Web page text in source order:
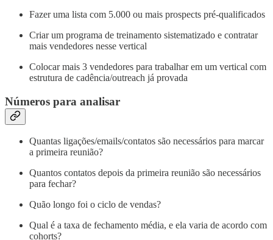
Fazer uma lista com 5.000 ou mais prospects pré-qualificados
Criar um programa de treinamento sistematizado e contratar
mais vendedores nesse vertical
Colocar mais 3 vendedores para trabalhar em um vertical com
estrutura de cadência/outreach já provada
Números para analisar
Quantas ligações/emails/contatos são necessários para marcar
a primeira reunião?
Quantos contatos depois da primeira reunião são necessários
para fechar?
Quão longo foi o ciclo de vendas?
Qual é a taxa de fechamento média, e ela varia de acordo com
cohorts?